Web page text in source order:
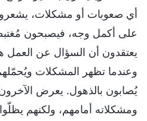
أي صعوبات أو مشكلات،
على أكمل وجه، فيصبحون
يعتقدون أن السؤال عن العمل
وعندما تظهر المشكلات
يُصابون بالذهول. يعرض
ومشكلاته أمامهم، ولكنهم